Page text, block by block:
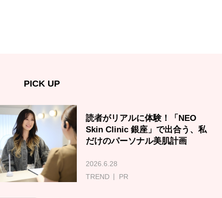
PICK UP
読者がリアルに体験！「NEO
Skin Clinic 銀座」で出合う、私
だけのパーソナル美肌計画
2026.6.28
TREND
PR